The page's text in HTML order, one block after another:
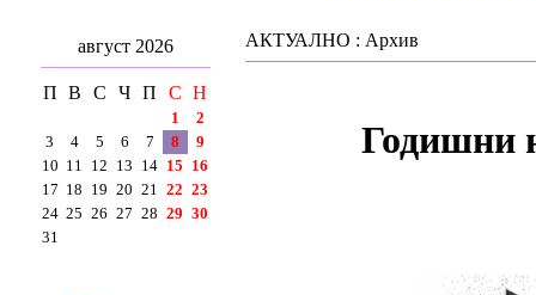
август 2026
П В С Ч П С Н
1
2
3
4 5 6 7 8
9
10 11 12 13 14 15 16
17 18 19 20 21 22 23
24 25 26 27 28 29 30
31
АКТУАЛНО : Архив
Годишни